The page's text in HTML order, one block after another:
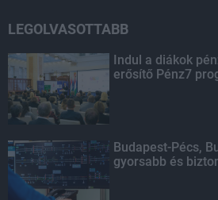
LEGOLVASOTTABB
Indul a diákok
erősítő Pénz7
Budapest-Pécs,
gyorsabb és